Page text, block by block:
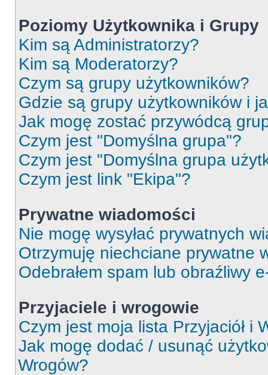
Poziomy Użytkownika i Grupy
Kim są Administratorzy?
Kim są Moderatorzy?
Czym są grupy użytkowników?
Gdzie są grupy użytkowników i
Jak mogę zostać przywódcą
Czym jest "Domyślna grupa"?
Czym jest "Domyślna grupa
Czym jest link "Ekipa"?
Prywatne wiadomości
Nie mogę wysyłać prywatnych
Otrzymuję niechciane prywatne
Odebrałem spam lub obraźliwy
Przyjaciele i wrogowie
Czym jest moja lista Przyjaciół i
Jak mogę dodać / usunąć
Wrogów?